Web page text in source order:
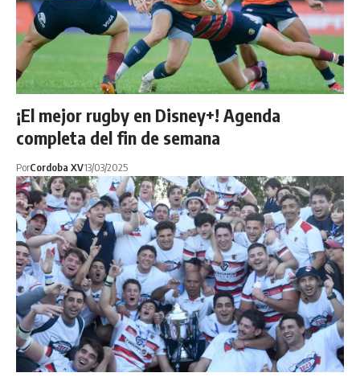
¡El mejor rugby en Disney+! Agenda
completa del fin de semana
PorCordoba XV13/03/2025